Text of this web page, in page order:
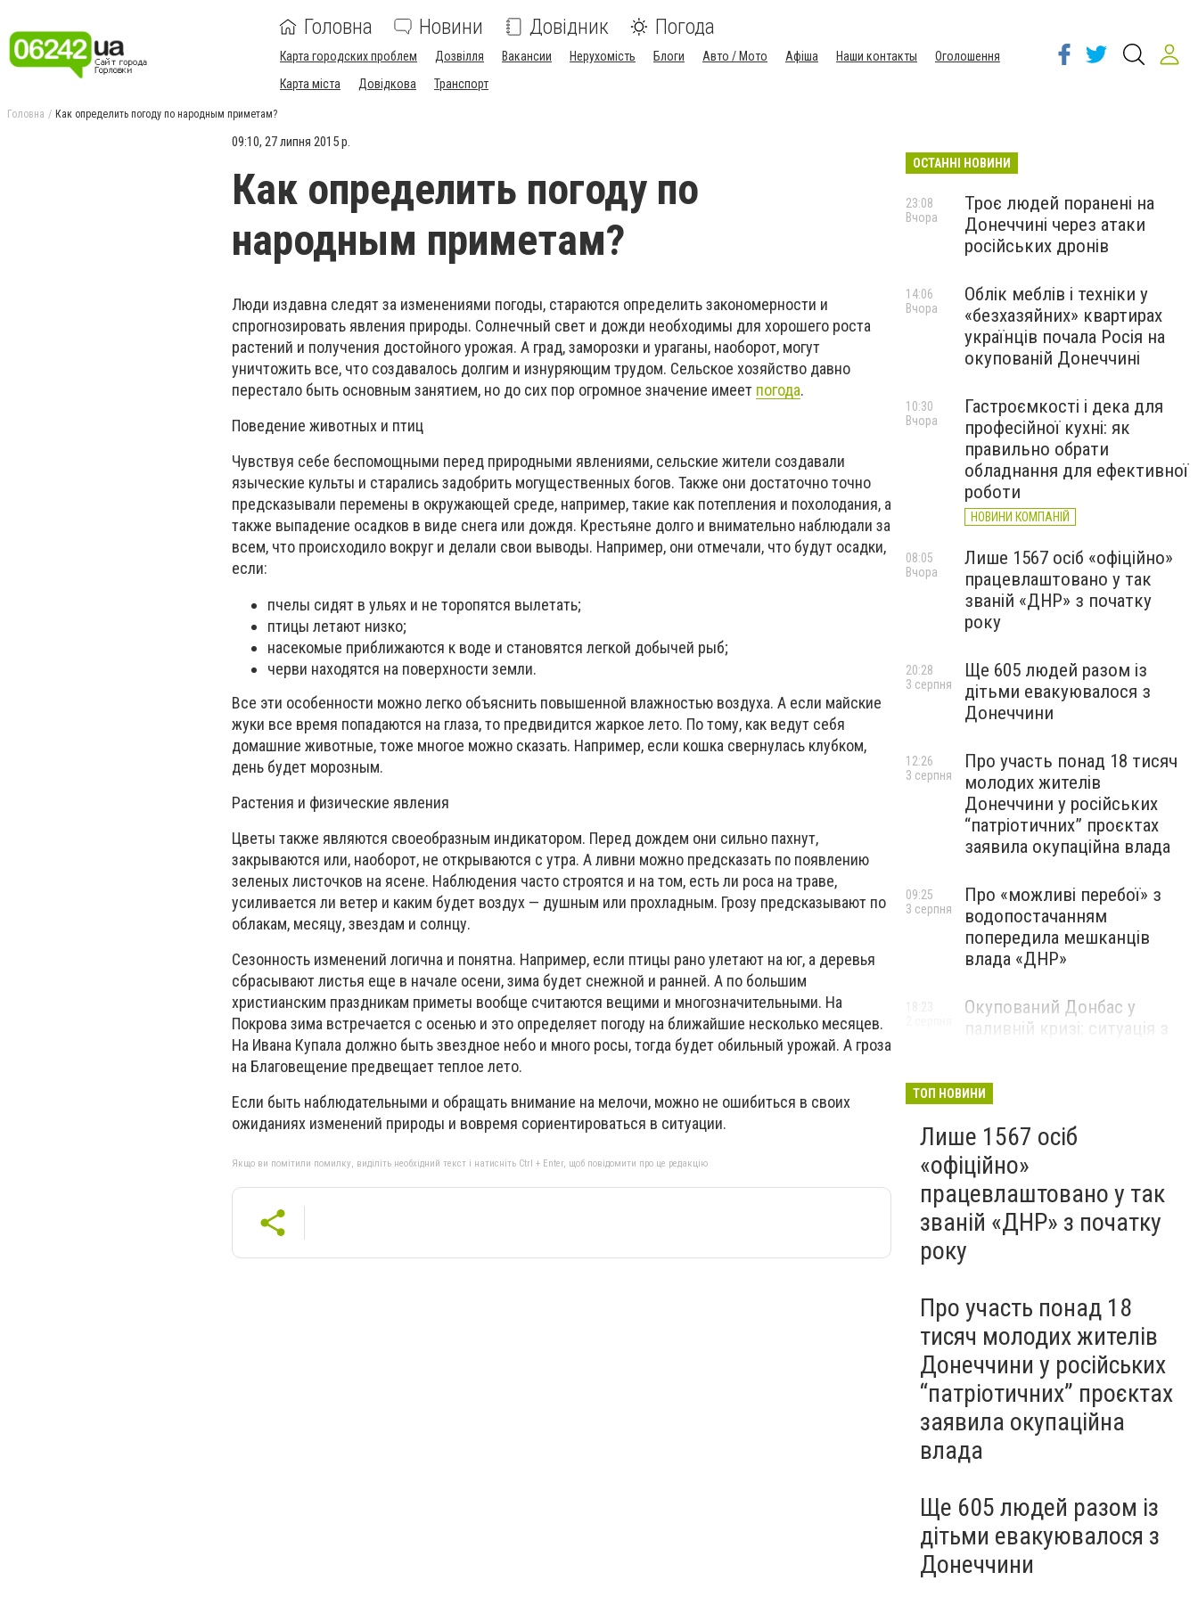
Головна Новини Довідник Погода
Карта городских проблем Дозвілля Вакансии Нерухомість Блоги Авто / Мото Афіша Наши контакты
Оголошення
Карта міста
Довідкова Транспорт
Головна Как определить погоду по народным приметам?
09:10, 27 липня 2015 р.
Как определить погоду по
народным приметам?
Люди издавна следят за изменениями погоды, стараются определить закономерности и
спрогнозировать явления природы. Солнечный свет и дожди необходимы для хорошего роста
растений и получения достойного урожая. А град, заморозки и ураганы, наоборот, могут
уничтожить все, что создавалось долгим и изнуряющим трудом. Сельское хозяйство давно
перестало быть основным занятием, но до сих пор огромное значение имеет погода.
Поведение животных и птиц
Чувствуя себе беспомощными перед природными явлениями, сельские жители создавали
языческие культы и старались задобрить могущественных богов. Также они достаточно точно
предсказывали перемены в окружающей среде, например, такие как потепления и похолодания, а
также выпадение осадков в виде снега или дождя. Крестьяне долго и внимательно наблюдали за
всем, что происходило вокруг и делали свои выводы. Например, они отмечали, что будут осадки,
если:
пчелы сидят в ульях и не торопятся вылетать;
птицы летают низко;
насекомые приближаются к воде и становятся легкой добычей рыб;
черви находятся на поверхности земли.
Все эти особенности можно легко объяснить повышенной влажностью воздуха. А если майские
жуки все время попадаются на глаза, то предвидится жаркое лето. По тому, как ведут себя
домашние животные, тоже многое можно сказать. Например, если кошка свернулась клубком,
день будет морозным.
Растения и физические явления
Цветы также являются своеобразным индикатором. Перед дождем они сильно пахнут,
закрываются или, наоборот, не открываются с утра. А ливни можно предсказать по появлению
зеленых листочков на ясене. Наблюдения часто строятся и на том, есть ли роса на траве,
усиливается ли ветер и каким будет воздух — душным или прохладным. Грозу предсказывают по
облакам, месяцу, звездам и солнцу.
Сезонность изменений логична и понятна. Например, если птицы рано улетают на юг, а деревья
сбрасывают листья еще в начале осени, зима будет снежной и ранней. А по большим
христианским праздникам приметы вообще считаются вещими и многозначительными. На
Покрова зима встречается с осенью и это определяет погоду на ближайшие несколько месяцев.
На Ивана Купала должно быть звездное небо и много росы, тогда будет обильный урожай. А гроза
на Благовещение предвещает теплое лето.
Если быть наблюдательными и обращать внимание на мелочи, можно не ошибиться в своих
ожиданиях изменений природы и вовремя сориентироваться в ситуации.
Якщо ви помітили помилку, виділіть необхідний текст і натисніть Ctrl + Enter, щоб повідомити про це редакцію
ОСТАННІ НОВИНИ
Троє людей поранені на
Донеччині через атаки
російських дронів
23:08
Вчора
Облік меблів і техніки у
«безхазяйних» квартирах
українців почала Росія на
окупованій Донеччині
14:06
Вчора
Гастроємкості і дека для
професійної кухні: як
правильно обрати
обладнання для ефективної
роботи
НОВИНИ КОМПАНІЙ
10:30
Вчора
Лише 1567 осіб «офіційно»
працевлаштовано у так
званій «ДНР» з початку
року
08:05
Вчора
Ще 605 людей разом із
дітьми евакуювалося з
Донеччини
20:28
3 серпня
Про участь понад 18 тисяч
молодих жителів
Донеччини у російських
“патріотичних” проєктах
заявила окупаційна влада
12:26
3 серпня
Про «можливі перебої» з
водопостачанням
попередила мешканців
влада «ДНР»
09:25
3 серпня
Окупований Донбас у
паливній кризі: ситуація з
ТОП НОВИНИ
Лише 1567 осіб
«офіційно»
працевлаштовано у так
званій «ДНР» з початку
року
Про участь понад 18
тисяч молодих жителів
Донеччини у російських
“патріотичних” проєктах
заявила окупаційна
влада
Ще 605 людей разом із
дітьми евакуювалося з
Донеччини